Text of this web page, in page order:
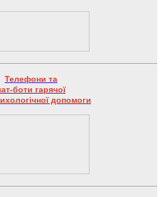
Телефони та
боти гарячої
допомоги